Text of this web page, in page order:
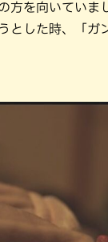
方を向いていま
とした時、「ガ